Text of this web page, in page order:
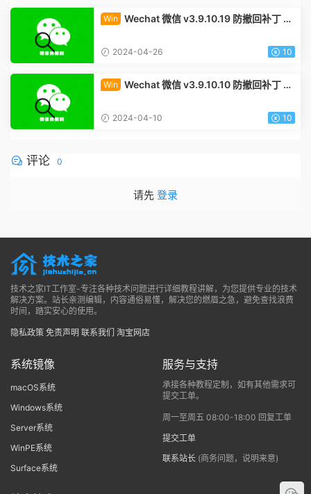
Win
Wechat 微信 v3.9.10.19 防撤回补丁 W
2024-04-26 10
Win
Wechat 微信 v3.9.10.10 防撤回补丁 W
2024-04-10 10
评论 0
请先 登录
技术之家IT工作室-专注各种技术问题进行详细教程讲解，为您提供专业的技术
解决方案。站长亲测编辑，内容通俗易懂，解决您的燃眉之急，避免查找浪费
时间，踏实安心的使用。
隐私政策 免责声明 联系我们 淘宝网店
系统镜像
macOS系统
Windows系统
Server系统
WinPE系统
Surface系统
服务与支持
承接各种教程定制，如有其他需求可
提交工单。
周一至周五 08:00-18:00 回复工单
提交工单
联系站长 (商务问题，说明来意)